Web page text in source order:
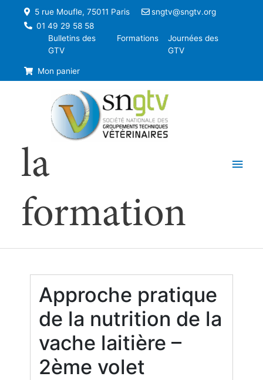
5 rue Moufle, 75011 Paris
sngtv@sngtv.org
01 49 29 58 58
Bulletins des
GTV
Formations
Journées des
GTV
Mon panier
la
formation
Approche pratique
de la nutrition de la
vache laitière –
2ème volet